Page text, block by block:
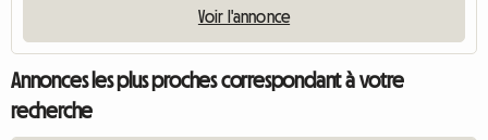
Voir l'annonce
Annonces les plus proches correspondant à votre
recherche